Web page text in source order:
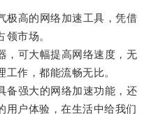
高的网络加速工具，凭借
市场。
可大幅提高网络速度，无
作，都能流畅无比。
强大的网络加速功能，还
用户体验，在生活中给我们